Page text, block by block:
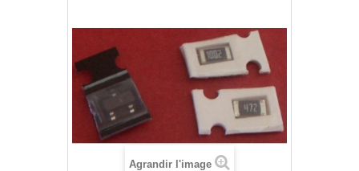
Agrandir l'image